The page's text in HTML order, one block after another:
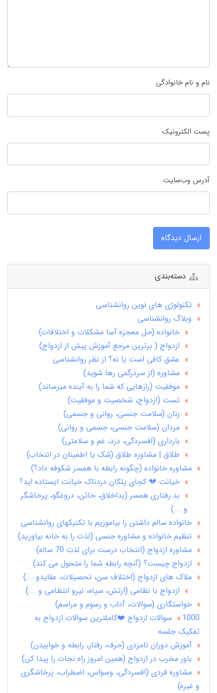
نام و نام خانوادگی
پست الکترونیک
آدرس وب‌سایت
ارسال دیدگاه
دسته‌بندی
تکنولوژی های نوین روانشناسی
وبلاگ روانشناسی
خانواده (حل معجزه آسا مشکلات و اختلافات)
ازدواج ( برترین مرجع آموزش پیش از ازدواج)
عشق کافی است یا نه؟ از نظر روانشناسی
مشاوره (از سردرگمی رها شوید)
موفقیت (رازهایی که شما را به آینده میرساند)
تست (ازدواج، شخصیت و موفقیت)
زنان (سلامت جنسی، روانی و جسمی)
مردان (سلامت جنسی، جسمی و روانی)
بارداری (افسردگی، درد، غم و سلامتی)
طلاق | مشاوره طلاق (شک یا اطمینان در انتخاب)
مشاوره خانواده (چگونه رابطه با همسر شکوفه داد؟)
خیانت 💔 کجای پلکان دردناک خیانت ایستاده اید؟
بد رفتاری همسر (بداخلاق، خائن، دروغگو، پرخاشگر
و ...)
خانواده سالم داشتن را بیاموزیم با تکنیکهای روانشناسی
تنظیم خانواده و مشاوره جنسی (لذت را به خانه بیاورید)
مشاوره ازدواج (انتخاب درست برای لذت 70 ساله)
ازدواج چیست؟ (آنچه رابطه شما را متحول می کند)
ملاک های ازدواج (اختلاف سن، تحصیلات، عقایدو ...)
ازدواج با نظامی (ارتش، سپاه، نیرو انتظامی و ...)
خواستگاری (سوالات، آداب و رسوم و مراسم)
1000 سوالات ازدواج ❤️کاملترین سوالات ازدواج به
تفکیک جلسه
آموزش دوران نامزدی (حرف، رفتار، رابطه و خوابیدن)
باور مخرب در ازدواج (همین امروز راه نجات را پیدا کن)
مشاوره فردی (افسردگی، وسواس، اضطراب، پرخاشگری
و غیره)